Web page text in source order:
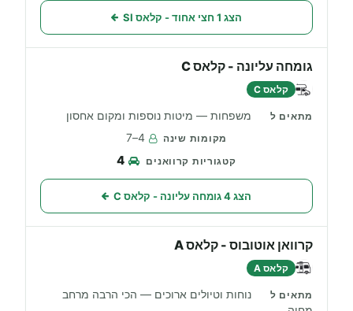
הצג 1 חצי אחוד - קלאס SI
גומחה עליונה - קלאס C
קלאס C
משפחות — מיטות נוספות ומקום אחסון
4–7
4
הצג 4 גומחה עליונה - קלאס C
קרוואן אוטובוס - קלאס A
קלאס A
נוחות וטיולים ארוכים — הכי הרבה מרחב